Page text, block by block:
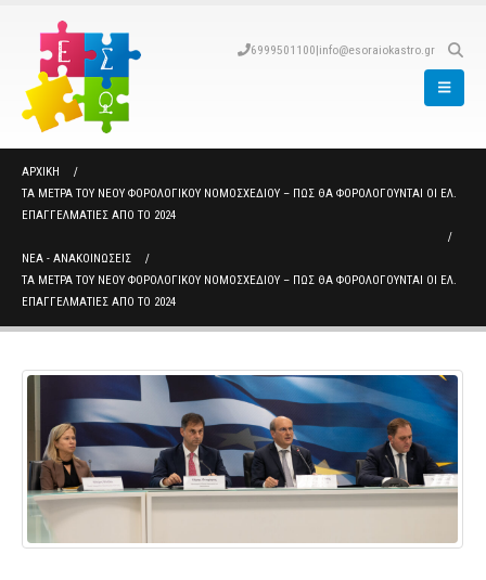
6999501100|info@esoraiokastro.gr
ΑΡΧΙΚΉ
ΤΑ ΜΈΤΡΑ ΤΟΥ ΝΈΟΥ ΦΟΡΟΛΟΓΙΚΟΎ ΝΟΜΟΣΧΕΔΊΟΥ – ΠΩΣ ΘΑ ΦΟΡΟΛΟΓΟΎΝΤΑΙ ΟΙ ΕΛ.
ΕΠΑΓΓΕΛΜΑΤΊΕΣ ΑΠΌ ΤΟ 2024
ΝΈΑ - ΑΝΑΚΟΙΝΏΣΕΙΣ
ΤΑ ΜΈΤΡΑ ΤΟΥ ΝΈΟΥ ΦΟΡΟΛΟΓΙΚΟΎ ΝΟΜΟΣΧΕΔΊΟΥ – ΠΩΣ ΘΑ ΦΟΡΟΛΟΓΟΎΝΤΑΙ ΟΙ ΕΛ.
ΕΠΑΓΓΕΛΜΑΤΊΕΣ ΑΠΌ ΤΟ 2024